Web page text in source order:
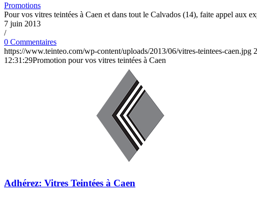
Promotions
Pour vos vitres teintées à Caen et dans tout le Calvados (14), faite appel aux
7 juin 2013
/
0 Commentaires
https://www.teinteo.com/wp-content/uploads/2013/06/vitres-teintees-caen.jpg
12:31:29Promotion pour vos vitres teintées à Caen
Adhérez: Vitres Teintées à Caen